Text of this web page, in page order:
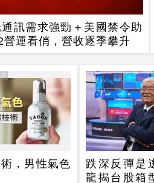
訊需求強勁＋美國禁令助
營運看俏，營收逐季攀升
，男性氣色
跌深反彈是
龍揭台股箱